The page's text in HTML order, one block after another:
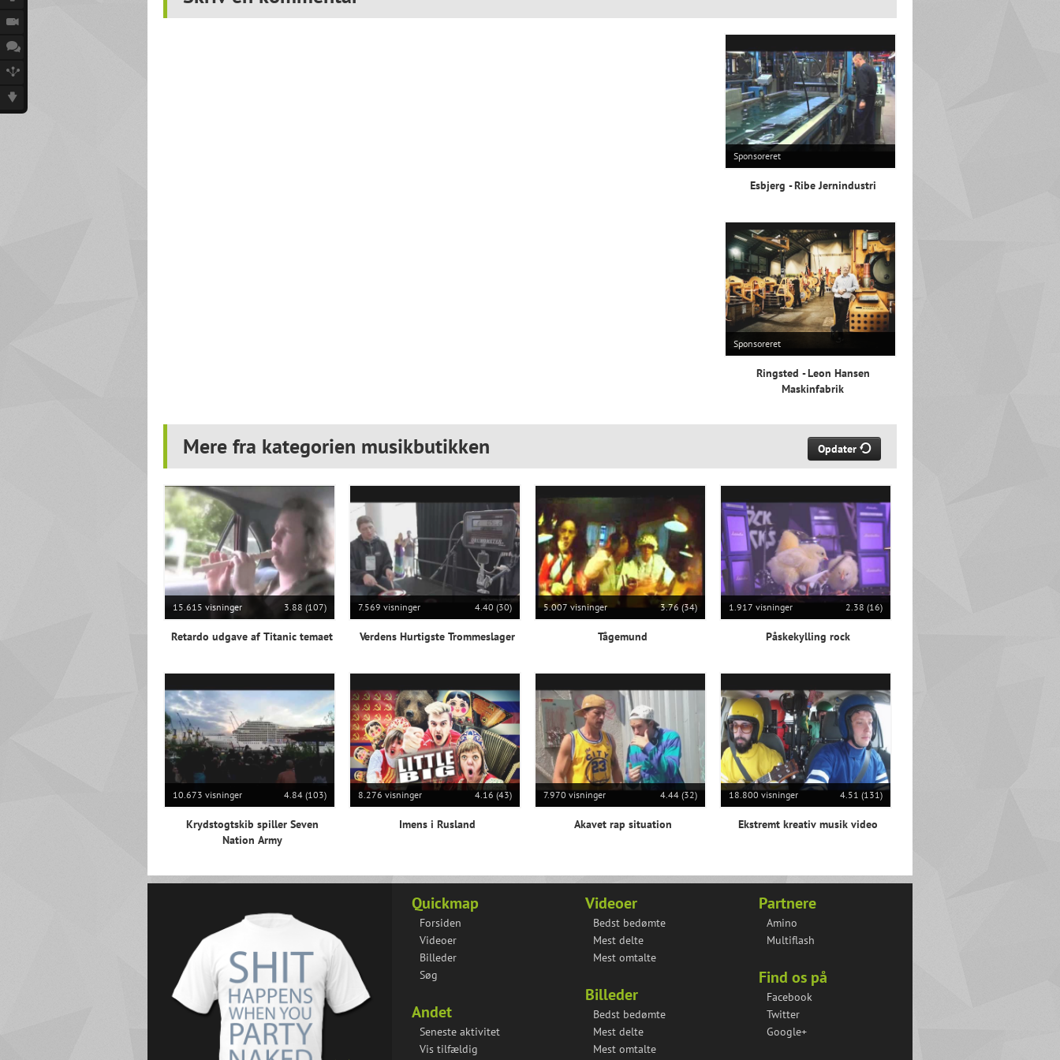
Sponsoreret
Esbjerg - Ribe Jernindustri
Sponsoreret
Ringsted - Leon Hansen
Maskinfabrik
Mere fra kategorien musikbutikken Opdater
15.615 visninger 3.88 (107)
Retardo udgave af Titanic temaet
7.569 visninger 4.40 (30)
Verdens Hurtigste Trommeslager
5.007 visninger 3.76 (34)
Tågemund
1.917 visninger 2.38 (16)
Påskekylling rock
10.673 visninger 4.84 (103)
Krydstogtskib spiller Seven
Nation Army
8.276 visninger 4.16 (43)
Imens i Rusland
7.970 visninger 4.44 (32)
Akavet rap situation
18.800 visninger 4.51 (131)
Ekstremt kreativ musik video
Partnere
Amino
Multiflash
Find os på
Facebook
Twitter
Google+
Videoer
Bedst bedømte
Mest delte
Mest omtalte
Billeder
Bedst bedømte
Mest delte
Mest omtalte
Quickmap
Forsiden
Videoer
Billeder
Søg
Andet
Seneste aktivitet
Vis tilfældig